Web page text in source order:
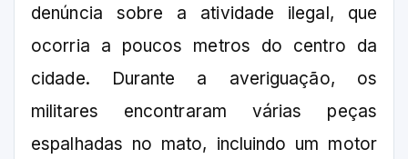
denúncia sobre a atividade ilegal, que
ocorria a poucos metros do centro da
cidade. Durante a averiguação, os
militares encontraram várias peças
espalhadas no mato, incluindo um motor